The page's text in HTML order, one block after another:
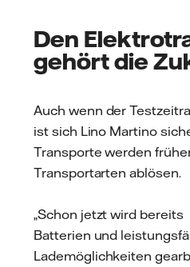
Den
gehört die
Auch wenn der
ist sich Lino Martino
Transporte werden
Transportarten ablösen.
„Schon jetzt wird bereits
Batterien und
Lademöglichkeiten